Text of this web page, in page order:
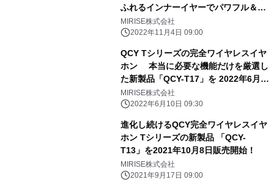
ふれるインナーイヤーでパワフル＆ダ
イナミックな 高音質の新製品「QCY
Aily Pods」を2022年11月11日発売！
MIRISE株式会社
2022年11月4日 09:00
QCY Tシリーズの完全ワイヤレスイヤ
ホン 本当に必要な機能だけを厳選し
た新製品「QCY-T17」を 2022年6月
17日発売開始！
MIRISE株式会社
2022年6月10日 09:30
進化し続けるQCY完全ワイヤレスイヤ
ホン Tシリーズの新製品 「QCY-
T13」を2021年10月8日販売開始！
MIRISE株式会社
2021年9月17日 09:00